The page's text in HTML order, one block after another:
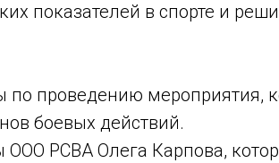
показателей в спорте и
проведению мероприятия,
боевых действий.
РСВА Олега Карпова,